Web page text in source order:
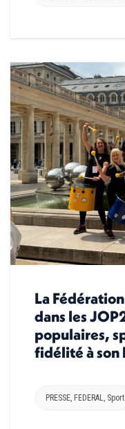
La
dans les
populaires,
fidélité à son
PRESSE FEDERAL Sport